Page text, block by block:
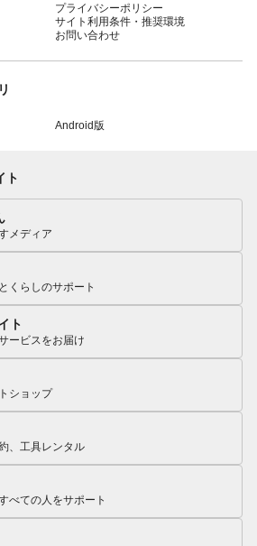
プライバシーポリシー
サイト利用条件・推奨環境
お問い合わせ
Android版
ト
メディア
くらしのサポート
ト
ービスをお届け
ショップ
、工具レンタル
べての人をサポート